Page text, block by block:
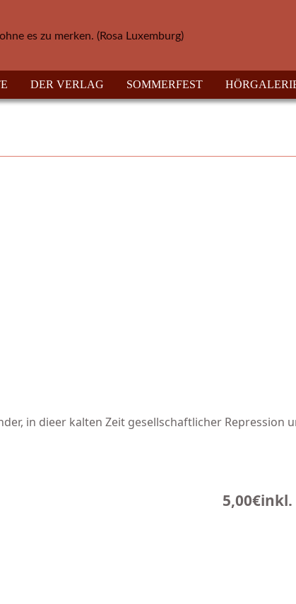
es zu merken. (Rosa Luxemburg)
DER VERLAG SOMMERFEST
in dieer kalten Zeit gesellschaftlicher Repression
5,00€inkl.